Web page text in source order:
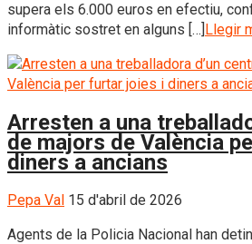
supera els 6.000 euros en efectiu,
informàtic sostret en alguns […]Llegir
Arresten a una
de majors de València
diners a ancians
Pepa Val 15 d'abril de 2026
Agents de la Policia Nacional han